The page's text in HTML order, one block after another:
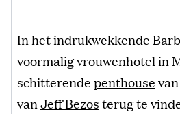
In het indrukwekkende
voormalig vrouwenhotel in
schitterendepenthouse
vanJeff Bezosterug te